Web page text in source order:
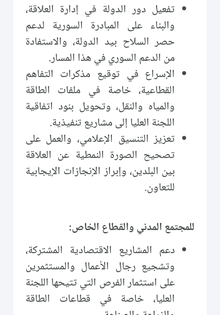
تفعيل دور الدولة في إدارة العلاقة،
والبناء على المبادرة السورية لدعم
حصر السلاح بيد الدولة، والاستفادة
من الدعم السوري في هذا المسار.
الإسراع في توقيع مذكرات التفاهم
القطاعية، خاصة في ملفات الطاقة
والمياه والنقل، وتحويل بنود اتفاقية
اللجنة العليا إلى مشاريع تنفيذية.
تعزيز التنسيق الإعلامي، والعمل على
تصحيح الصورة النمطية عن العلاقة
بين البلدين، وإبراز الإنجازات الإيجابية
للتعاون.
للمجتمع المدني والقطاع الخاص:
دعم المشاريع الاقتصادية المشتركة،
وتشجيع رجال الأعمال والمستثمرين
على استثمار الفرص التي تتيحها اللجنة
العليا، خاصة في قطاعات الطاقة